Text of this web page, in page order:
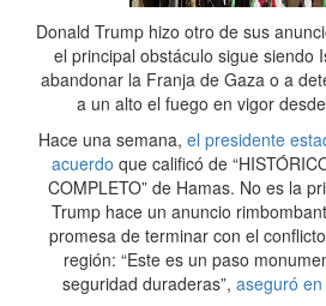
Donald Trump hizo otro de sus
el principal obstáculo sigue siendo
abandonar la Franja de Gaza o a
a un alto el fuego en vigor
Hace una semana, el presidente
acuerdo que calificó de
COMPLETO” de Hamas. No es la
Trump hace un anuncio
promesa de terminar con el
región: “Este es un paso
seguridad duraderas”, aseguró